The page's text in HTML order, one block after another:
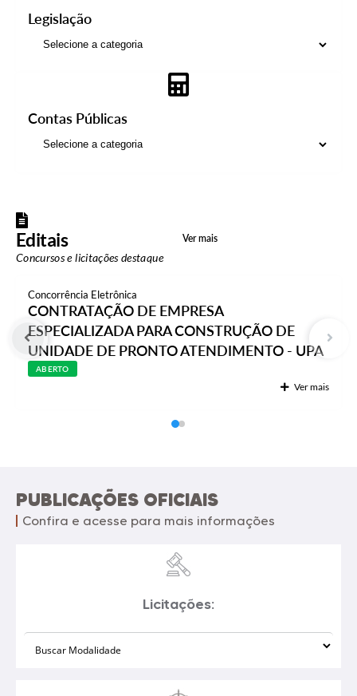
Legislação
Contas Públicas
Editais
Concursos e licitações destaque
Ver mais
Concorrência Eletrônica
CONTRATAÇÃO DE EMPRESA
ESPECIALIZADA PARA CONSTRUÇÃO DE
UNIDADE DE PRONTO ATENDIMENTO - UPA
DO MUNICIPIO DE CÁSSIA/MG, CONFORME
CONVENIO SES MG N°1321003604/2026
ABERTO
Ver mais
PUBLICAÇÕES OFICIAIS
Confira e acesse para mais informações
Licitações: